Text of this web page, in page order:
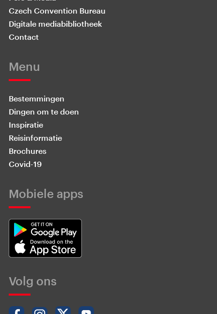
Czech Convention Bureau
Digitale mediabibliotheek
Contact
Menu
Bestemmingen
Dingen om te doen
Inspiratie
Reisinformatie
Brochures
Covid-19
Mobiele apps
Volg ons